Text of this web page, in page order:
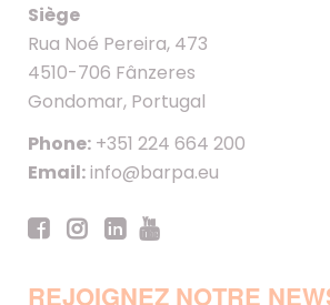
Siège
Rua Noé Pereira, 473
4510-706 Fânzeres
Gondomar, Portugal
Phone: +351 224 664 200
Email:info@barpa.eu
REJOIGNEZ NOTRE